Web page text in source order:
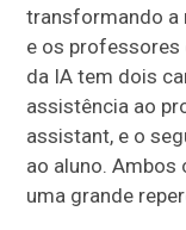
transformando a
e os professores
da IA tem dois
assistência ao
assistant, e o
ao aluno.
uma grande